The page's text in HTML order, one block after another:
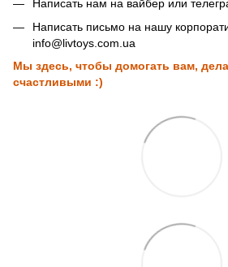
Написать нам на вайбер или
Написать письмо на нашу
info@livtoys.com.ua
Мы здесь, чтобы домогать вам,
счастливыми :)